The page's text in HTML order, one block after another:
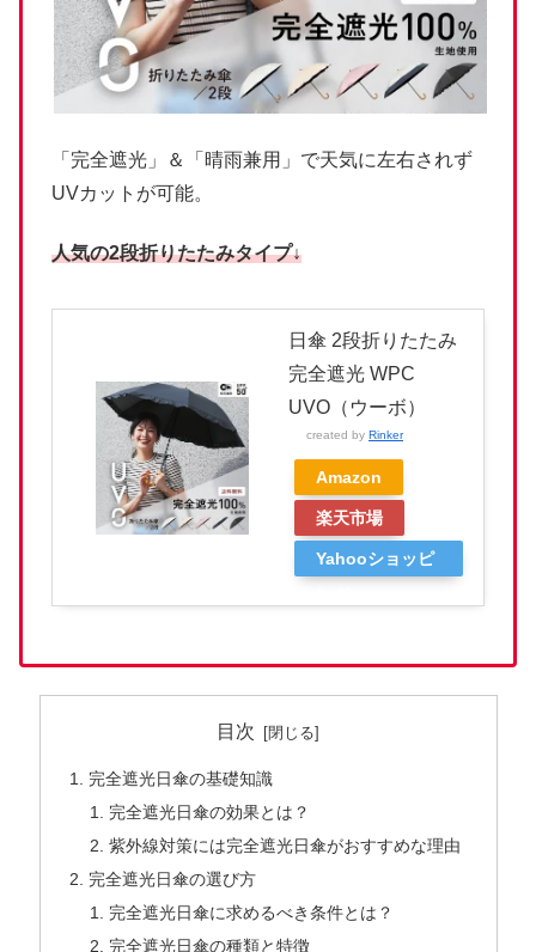
「完全遮光」＆「晴雨兼用」で天気に左右されず
UVカットが可能。
人気の2段折りたたみタイプ↓
日傘 2段折りたたみ
完全遮光 WPC
UVO（ウーボ）
created by Rinker
Amazon
楽天市場
Yahooショッピ
目次
完全遮光日傘の基礎知識
完全遮光日傘の効果とは？
紫外線対策には完全遮光日傘がおすすめな理由
完全遮光日傘の選び方
完全遮光日傘に求めるべき条件とは？
完全遮光日傘の種類と特徴